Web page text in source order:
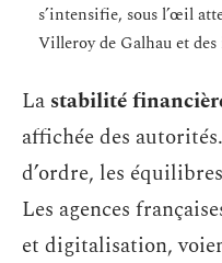
s’intensifie, sous l’œil
Villeroy de Galhau et
La stabilité
affichée des
d’ordre, les
Les agences
et digitalisation,